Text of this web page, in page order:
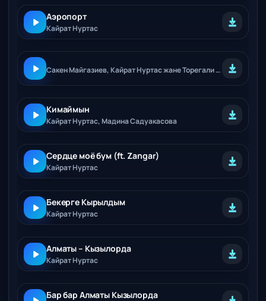
Аэропорт
Кайрат Нуртас
Сакен Майгазиев, Кайрат Нуртас жане Торегали Тореалиден мерекелик тарту!
Кимаймын
Кайрат Нуртас, Мадина Садуакасова
Сердце моё бум (ft. Zangar)
Кайрат Нуртас
Бекерге Кырылдым
Кайрат Нуртас
Алматы – Кызылорда
Кайрат Нуртас
Бар бар Алматы Кызылорда